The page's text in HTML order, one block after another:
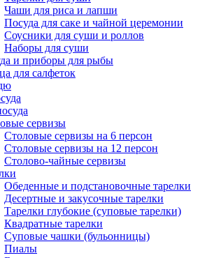
Чаши для риса и лапши
Посуда для саке и чайной церемонии
Соусники для суши и роллов
Наборы для суши
и приборы для рыбы
для салфеток
сервизы
Столовые сервизы на 6 персон
Столовые сервизы на 12 персон
Столово-чайные сервизы
Обеденные и подстановочные тарелки
Десертные и закусочные тарелки
Тарелки глубокие (суповые тарелки)
Квадратные тарелки
Суповые чашки (бульонницы)
Пиалы